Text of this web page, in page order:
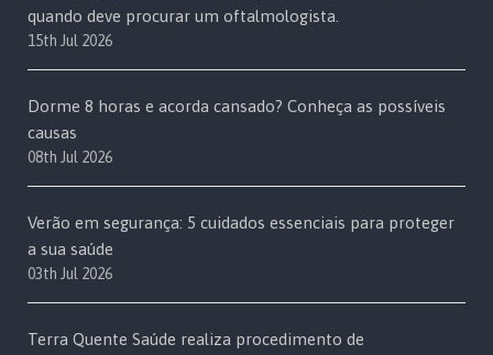
quando deve procurar um oftalmologista.
15th Jul 2026
Dorme 8 horas e acorda cansado? Conheça as possíveis
causas
08th Jul 2026
Verão em segurança: 5 cuidados essenciais para proteger
a sua saúde
03th Jul 2026
Terra Quente Saúde realiza procedimento de